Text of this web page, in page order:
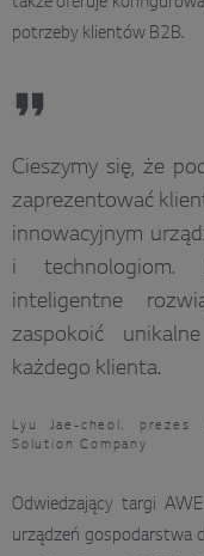
potrzeby klientów B2B.
Cieszymy się, że
zaprezentować
innowacyjnym
i technologiom.
inteligentne
zaspokoić
każdego klienta.
Lyu Jae-cheol,
Solution Company
Odwiedzający targi
urządzeń gospodarstwa